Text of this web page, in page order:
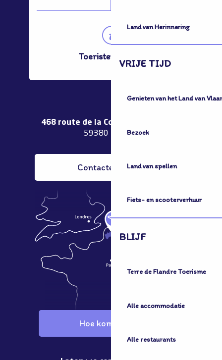
Land van Herinnering
VRIJE TIJD
Genieten van het Land van
Bezoek
Land van spellen
Fiets- en scooterverhuur
BLIJF
Terre de Flandre Toerisme
Alle accommodatie
Alle restaurants
Toeristenbureau
468 route de la Couronne de Bierne
59380 Bergues
Contacteer ons
Hoe kom ik hier?